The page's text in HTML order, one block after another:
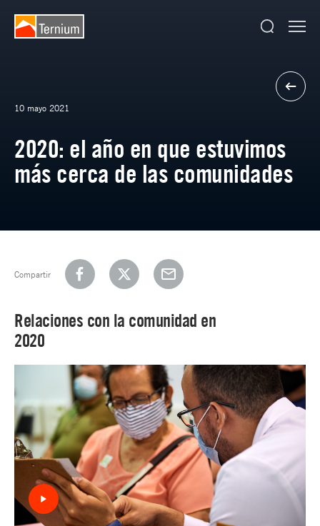
10 mayo 2021
2020: el año en que estuvimos
más cerca de las comunidades
Compartir
Relaciones con la comunidad en
2020